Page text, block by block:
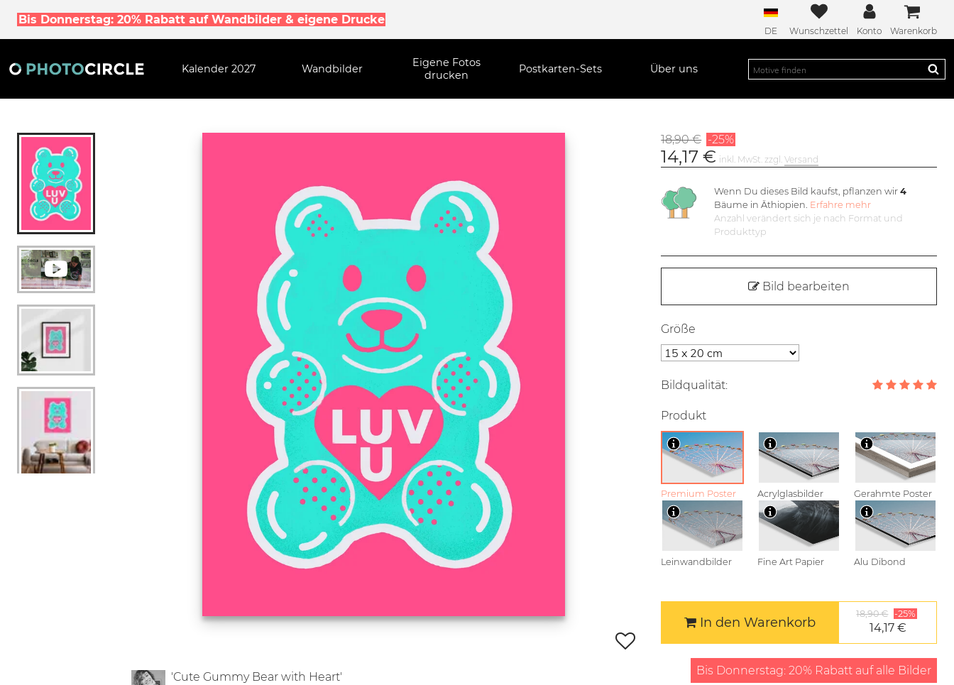
Bis Donnerstag: 20% Rabatt auf Wandbilder & eigene Drucke
DE Wunschzettel Konto Warenkorb
Kalender 2027 Wandbilder
Eigene Fotos
drucken
Postkarten-Sets Über uns
'Cute Gummy Bear with Heart'
18,90 € -25%
14,17 € inkl. MwSt. zzgl.Versand
Wenn Du dieses Bild kaufst, pflanzen wir 4
Bäume in Äthiopien. Erfahre mehr
Anzahl verändert sich je nach Format und
Produkttyp
Bild bearbeiten
Größe
Bildqualität:
Produkt
Premium Poster Acrylglasbilder Gerahmte Poster
Leinwandbilder Fine Art Papier Alu Dibond
In den Warenkorb
18,90 € -25%
14,17 €
Bis Donnerstag: 20% Rabatt auf alle Bilder